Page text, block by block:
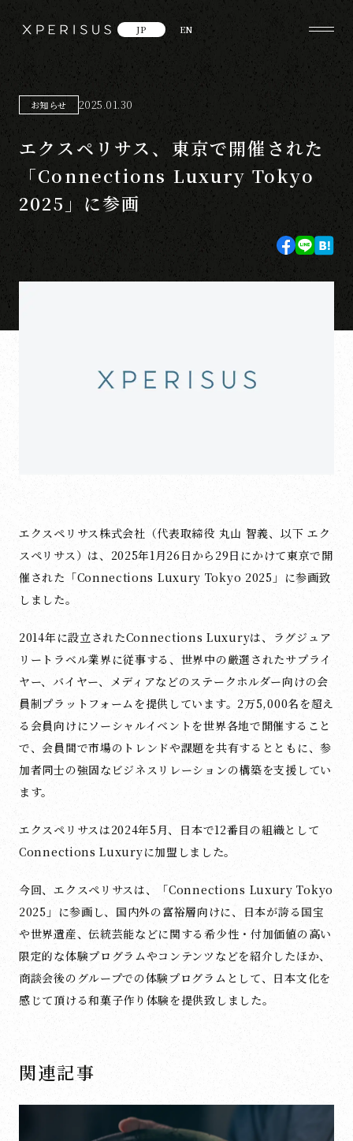
JP EN
お知らせ 2025.01.30
エクスペリサス、東京で開催された
「Connections Luxury Tokyo
2025」に参画
エクスペリサス株式会社（代表取締役 丸山 智義、以下 エク
スペリサス）は、2025年1月26日から29日にかけて東京で開
催された「Connections Luxury Tokyo 2025」に参画致
しました。
2014年に設立されたConnections Luxuryは、ラグジュア
リートラベル業界に従事する、世界中の厳選されたサプライ
ヤー、バイヤー、メディアなどのステークホルダー向けの会
員制プラットフォームを提供しています。2万5,000名を超え
る会員向けにソーシャルイベントを世界各地で開催すること
で、会員間で市場のトレンドや課題を共有するとともに、参
加者同士の強固なビジネスリレーションの構築を支援してい
ます。
エクスペリサスは2024年5月、日本で12番目の組織として
Connections Luxuryに加盟しました。
今回、エクスペリサスは、「Connections Luxury Tokyo
2025」に参画 し、国内外の富裕層向けに、日本が誇る国宝
や世界遺産、伝統芸能などに関する希少性・付加価値の高い
限定的な体験プログラムやコンテンツなどを紹介したほか、
商談会後のグループでの体験プログラムとして、日本文化を
感じて頂ける和菓子作り体験を提供致しました。
関連記事